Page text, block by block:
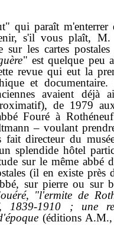
paraît m'enterrer
s'il vous plaît,
sur les cartes
" est quelque peu
revue qui eut la
et
avaient déjà
de 1979
Fouré à
– voulant
fait directeur du
splendide hôtel
sur le même abbé
(il en existe
sur pierre ou
"l'ermite de
1839-1910 ; une
(éditions